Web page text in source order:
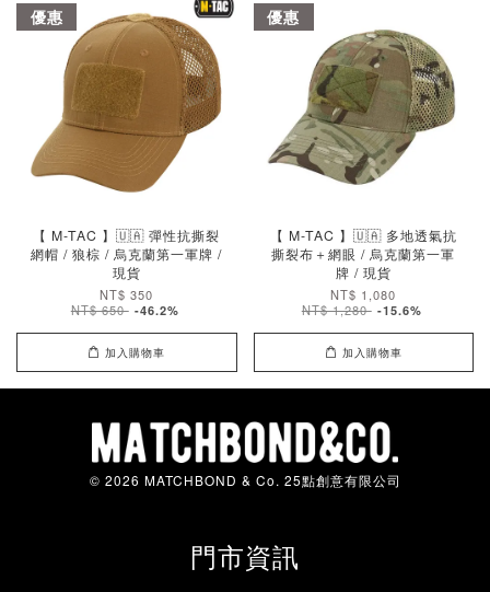
優惠
【 M-TAC 】🇺🇦 彈性抗撕裂
網帽 / 狼棕 / 烏克蘭第一軍牌 /
現貨
NT$ 350
NT$ 650 -46.2%
加入購物車
優惠
【 M-TAC 】🇺🇦 多地透氣抗
撕裂布＋網眼 / 烏克蘭第一軍
牌 / 現貨
NT$ 1,080
NT$ 1,280 -15.6%
加入購物車
© 2026 MATCHBOND & Co. 25點創意有限公司
門市資訊